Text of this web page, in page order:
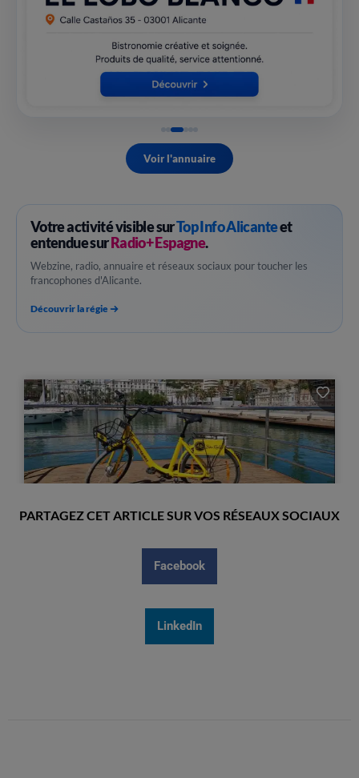
Voir l'annuaire
Votre activité visible surTop Info Alicanteet
entendue surRadio+ Espagne.
Webzine, radio, annuaire et réseaux sociaux pour toucher les
francophones d'Alicante.
Découvrir la régie
PARTAGEZ CET ARTICLE SUR VOS RÉSEAUX SOCIAUX
Facebook
LinkedIn